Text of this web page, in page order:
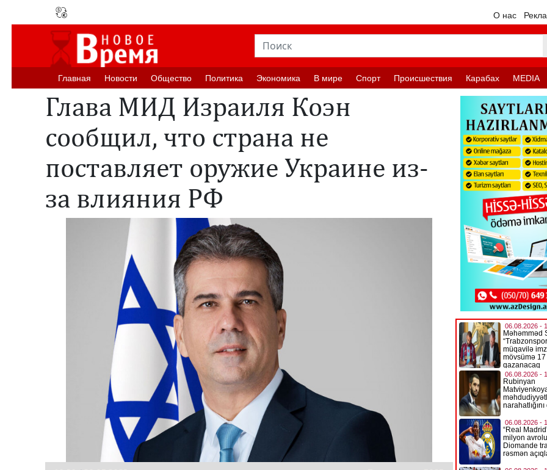
О нас
Главная Новости Oбщество Политика Экономика В мире Спорт Происшествия Карабах MEDIA
Глава МИД Израиля Коэн
сообщил, что страна не
поставляет оружие Украине из-
за влияния РФ